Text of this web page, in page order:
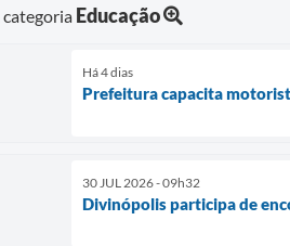
categoria Educação
Há 4 dias
Prefeitura capacita
30 JUL 2026 - 09h32
Divinópolis participa de